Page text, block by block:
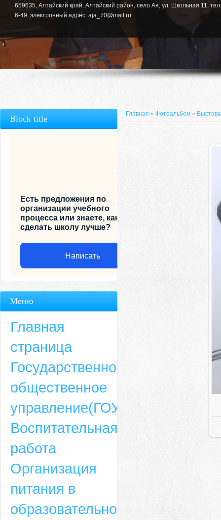
659635, Алтайский край, Алтайский район, село Ая, ул. Школьная 11.
6-49, электронный адрес: aja_70@mail.ru
Адрес
659635, Алтайский край, Алтайский район, село Ая, ул. Школьная 11.
6-49, электронный адрес: aja_70@mail.ru
Главная » Фотоальбом »
Block title
Есть предложения по
организации учебного
процесса или знаете, как
сделать школу лучше?
Написать
Меню
Главная
страница
Государственно-
общественное
управление(ГОУ)
Воспитательная
работа
Организация
питания в
образовательной